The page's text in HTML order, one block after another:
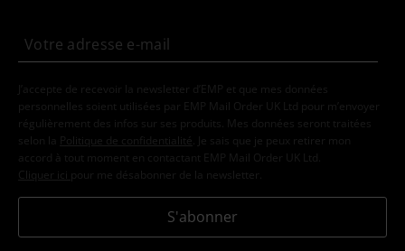
J’accepte de recevoir la newsletter d’EMP et que mes données
personnelles soient utilisées par EMP Mail Order UK Ltd pour m’envoyer
régulièrement des infos sur ses produits. Mes données seront traitées
selon la
Politique de confidentialité . Je sais que je peux retirer mon
accord à tout moment en contactant EMP Mail Order UK Ltd.
Cliquer ici pour me désabonner de la newsletter.
S'abonner